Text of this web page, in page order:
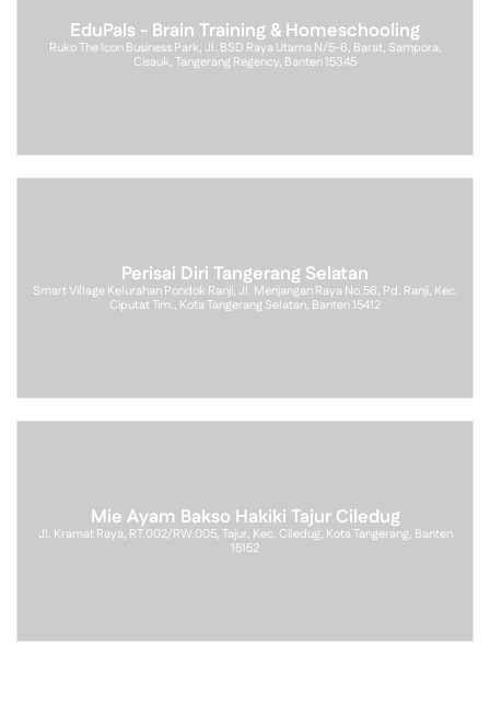
EduPals - Brain Training & Homeschooling
Ruko The Icon Business Park, Jl. BSD Raya Utama N/5-6, Barat, Sampora,
Cisauk, Tangerang Regency, Banten 15345
Perisai Diri Tangerang Selatan
Smart Village Kelurahan Pondok Ranji, Jl. Menjangan Raya No.56, Pd. Ranji, Kec.
Ciputat Tim., Kota Tangerang Selatan, Banten 15412
Mie Ayam Bakso Hakiki Tajur Ciledug
Jl. Kramat Raya, RT.002/RW.005, Tajur, Kec. Ciledug, Kota Tangerang, Banten
15152